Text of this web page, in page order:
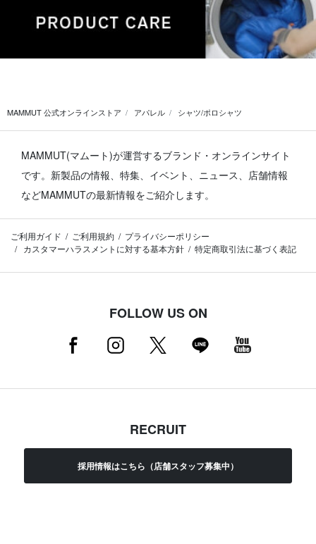
MAMMUT 公式オンラインストア アパレル シャツ/ポロシャツ
MAMMUT(マムート)が運営するブランド・オンラインサイト
です。 新製品の情報、特集、イベント、ニュース、店舗情報
などMAMMUTの最新情報をご紹介します。
ご利用ガイド ご利用規約
プライバシーポリシー
カスタマーハラスメントに対する基本方針
特定商取引法に基づく表記
FOLLOW US ON
RECRUIT
採用情報はこちら（店舗スタッフ募集中）